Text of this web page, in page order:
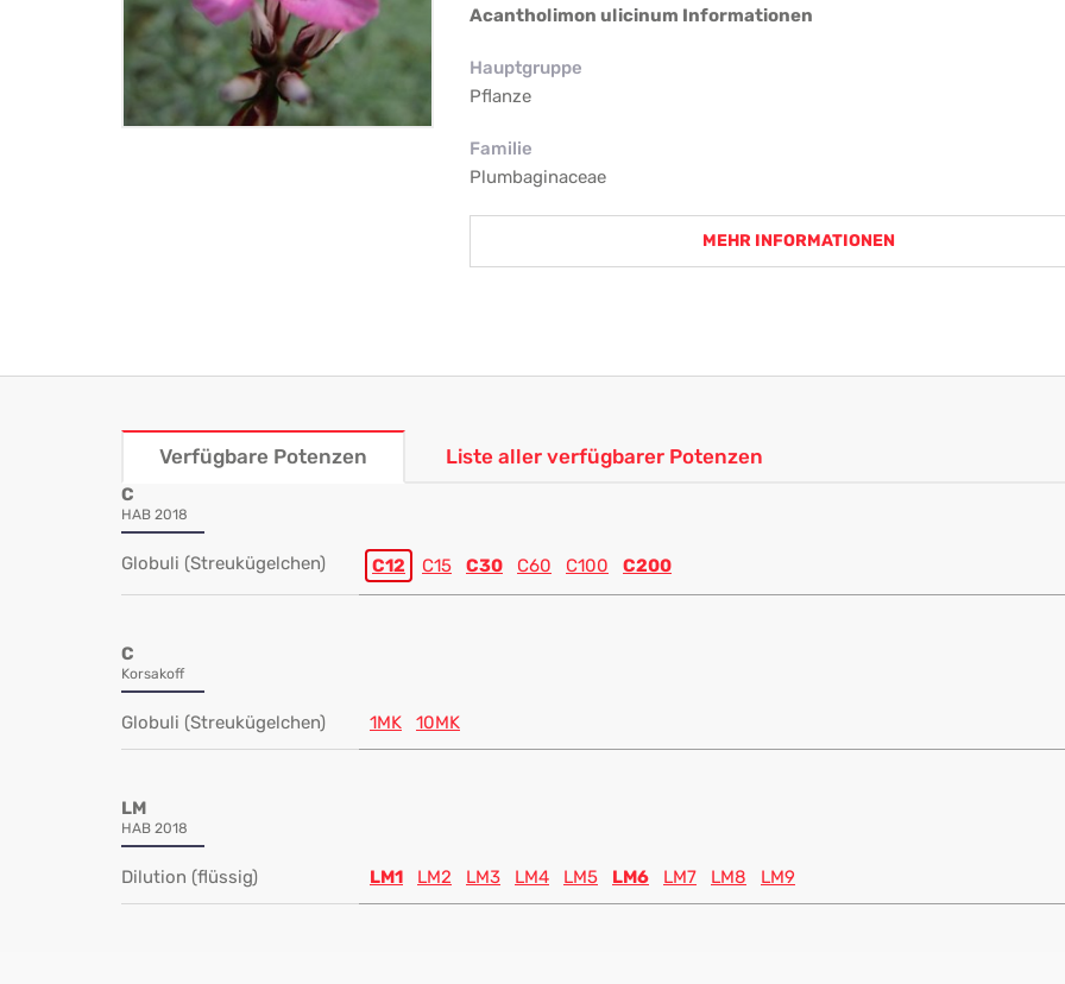
Acantholimon ulicinum Informationen
Hauptgruppe
Pflanze
Familie
Plumbaginaceae
MEHR INFORMATIONEN
Verfügbare Potenzen Liste aller verfügbarer Potenzen
C
HAB 2018
Globuli (Streukügelchen) C12 C15 C30 C60 C100 C200
C
Korsakoff
Globuli (Streukügelchen) 1MK 10MK
LM
HAB 2018
Dilution (flüssig) LM1 LM2 LM3 LM4 LM5 LM6 LM7 LM8 LM9